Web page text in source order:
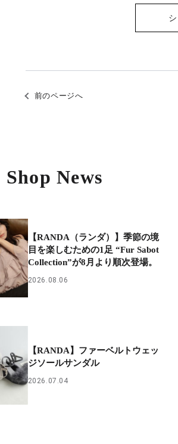
前のページへ
Shop News
【RANDA（ランダ）】季節の境
目を楽しむための1足 “Fur Sabot
Collection”が8月より順次登場。
2026.08.06
【RANDA】ファーベルトウェッ
ジソールサンダル
2026.07.04